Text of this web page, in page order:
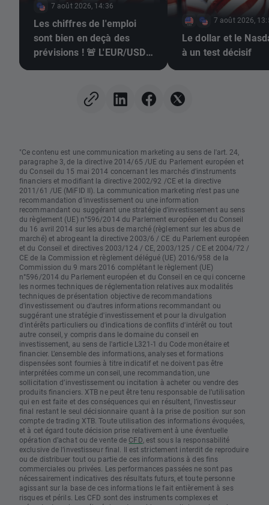
7 août 2026, 14:36
Les chiffres de l'emploi
sont bien en deçà des
prévisions ! 🚨 L'EUR/USD
7 août 2026,
Le dollar et le
à un test décisif
"Ce contenu est une communication marketing au sens de l'art. 24,
paragraphe 3, de la directive 2014/65 /UE du Parlement européen et
du Conseil du 15 mai 2014 concernant les marchés d'instruments
financiers et modifiant la directive 2002/92 /CE et la directive
2011/61 /UE (MiFID II). La communication marketing n'est pas une
recommandation d'investissement ou une information
recommandant ou suggérant une stratégie d'investissement au sens
du règlement (UE) n°596/2014 du Parlement européen et du Conseil
du 16 avril 2014 sur les abus de marché (règlement sur les abus de
marché) et abrogeant la directive 2003/6 / CE du Parlement européen
et du Conseil et directives 2003/124 / CE, 2003/125 / CE et 2004/72 /
CE de la Commission et règlement délégué (UE) 2016/958 de la
Commission du 9 mars 2016 complétant le règlement (UE)
n°596/2014 du Parlement européen et du Conseil en ce qui concerne
les normes techniques de réglementation relatives aux modalités
techniques de présentation objective de recommandations
d'investissement ou d'autres informations recommandant ou
suggérant une stratégie d'investissement et pour la divulgation
d'intérêts particuliers ou d'indications de conflits d'intérêt ou tout
autre conseil, y compris dans le domaine du conseil en
investissement, au sens de l'article L321-1 du Code monétaire et
financier. L’ensemble des informations, analyses et formations
dispensées sont fournies à titre indicatif et ne doivent pas être
interprétées comme un conseil, une recommandation, une
sollicitation d’investissement ou incitation à acheter ou vendre des
produits financiers. XTB ne peut être tenu responsable de l’utilisation
qui en est faite et des conséquences qui en résultent, l’investisseur
final restant le seul décisionnaire quant à la prise de position sur son
compte de trading XTB. Toute utilisation des informations évoquées,
et à cet égard toute décision prise relativement à une éventuelle
opération d’achat ou de vente de CFD, est sous la responsabilité
exclusive de l’investisseur final. Il est strictement interdit de reproduire
ou de distribuer tout ou partie de ces informations à des fins
commerciales ou privées. Les performances passées ne sont pas
nécessairement indicatives des résultats futurs, et toute personne
agissant sur la base de ces informations le fait entièrement à ses
risques et périls. Les CFD sont des instruments complexes et